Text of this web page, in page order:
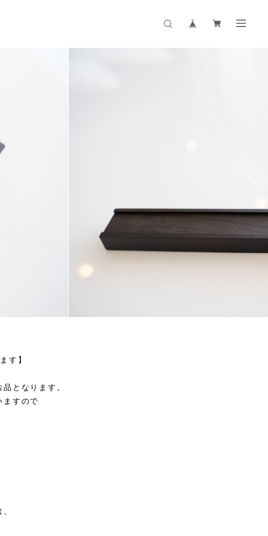
す】
となります。
ますので